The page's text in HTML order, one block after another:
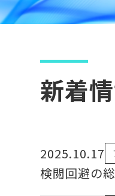
新着
2025.10.17
検閲回避の